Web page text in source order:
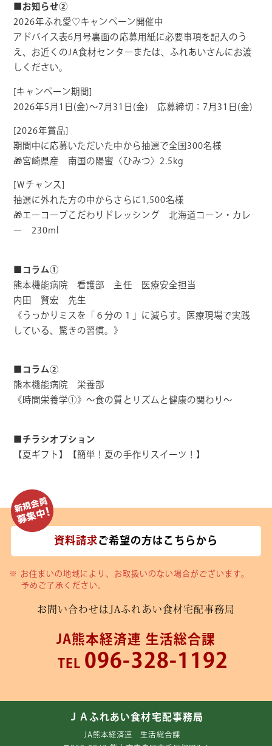
■お知らせ②
2026年ふれ愛♡キャンペーン開催中
アドバイス表6月号裏面の応募用紙に必要事項を記入のう
え、お近くのJA食材センターまたは、ふれあいさんにお渡
しください。
[キャンペーン期間]
2026年5月1日(金)～7月31日(金) 応募締切：7月31日(金)
[2026年賞品]
期間中に応募いただいた中から抽選で全国300名様
🎁宮崎県産 南国の陽蜜〈ひみつ〉2.5kg
[Ｗチャンス]
抽選に外れた方の中からさらに1,500名様
🎁エーコープこだわりドレッシング 北海道コーン・カレ
ー 230ml
■コラム①
熊本機能病院 看護部 主任 医療安全担当
内田 賢宏 先生
《うっかりミスを「６分の１」に減らす。医療現場で実践
している、驚きの習慣。》
■コラム②
熊本機能病院 栄養部
《時間栄養学①》～食の質とリズムと健康の関わり～
■チラシオプション
【夏ギフト】【簡単！夏の手作りスイーツ！】
資料請求ご希望の方はこちらから
お住まいの地域により、お取扱いのない場合がございます。
予めご了承ください。
お問い合わせは JAふれあい食材宅配事務局
JA熊本経済連 生活総合課
TEL 096-328-1192
ＪＡふれあい食材宅配事務局
JA熊本経済連 生活総合課